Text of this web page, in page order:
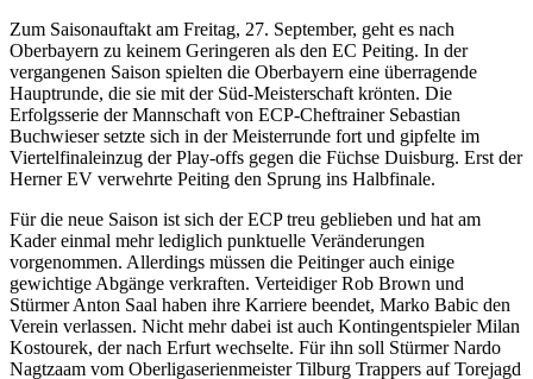
Zum Saisonauftakt am Freitag, 27. September, geht es nach
Oberbayern zu keinem Geringeren als den EC Peiting. In der
vergangenen Saison spielten die Oberbayern eine überragende
Hauptrunde, die sie mit der Süd-Meisterschaft krönten. Die
Erfolgsserie der Mannschaft von ECP-Cheftrainer Sebastian
Buchwieser setzte sich in der Meisterrunde fort und gipfelte im
Viertelfinaleinzug der Play-offs gegen die Füchse Duisburg. Erst der
Herner EV verwehrte Peiting den Sprung ins Halbfinale.
Für die neue Saison ist sich der ECP treu geblieben und hat am
Kader einmal mehr lediglich punktuelle Veränderungen
vorgenommen. Allerdings müssen die Peitinger auch einige
gewichtige Abgänge verkraften. Verteidiger Rob Brown und
Stürmer Anton Saal haben ihre Karriere beendet, Marko Babic den
Verein verlassen. Nicht mehr dabei ist auch Kontingentspieler Milan
Kostourek, der nach Erfurt wechselte. Für ihn soll Stürmer Nardo
Nagtzaam vom Oberligaserienmeister Tilburg Trappers auf Torejagd